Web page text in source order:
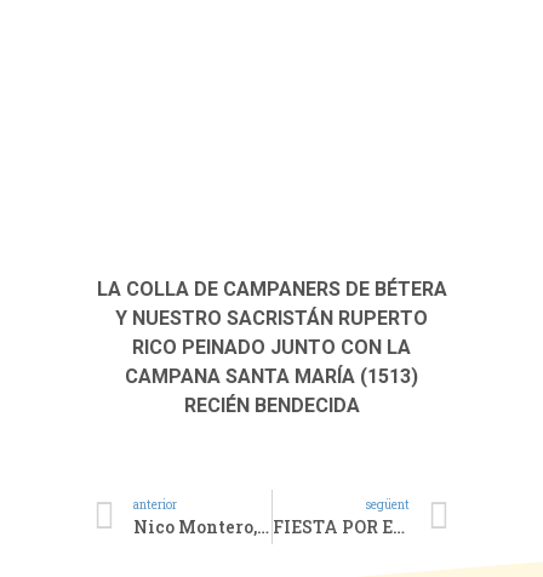
LA COLLA DE CAMPANERS DE BÉTERA
Y NUESTRO SACRISTÁN RUPERTO
RICO PEINADO JUNTO CON LA
CAMPANA SANTA MARÍA (1513)
RECIÉN BENDECIDA
anterior
Nico Montero, «Nos vemos en los caminos…»
següent
FIESTA POR EL 25º ANIVERSARIO DEL MINISTERIO SACERDOTAL